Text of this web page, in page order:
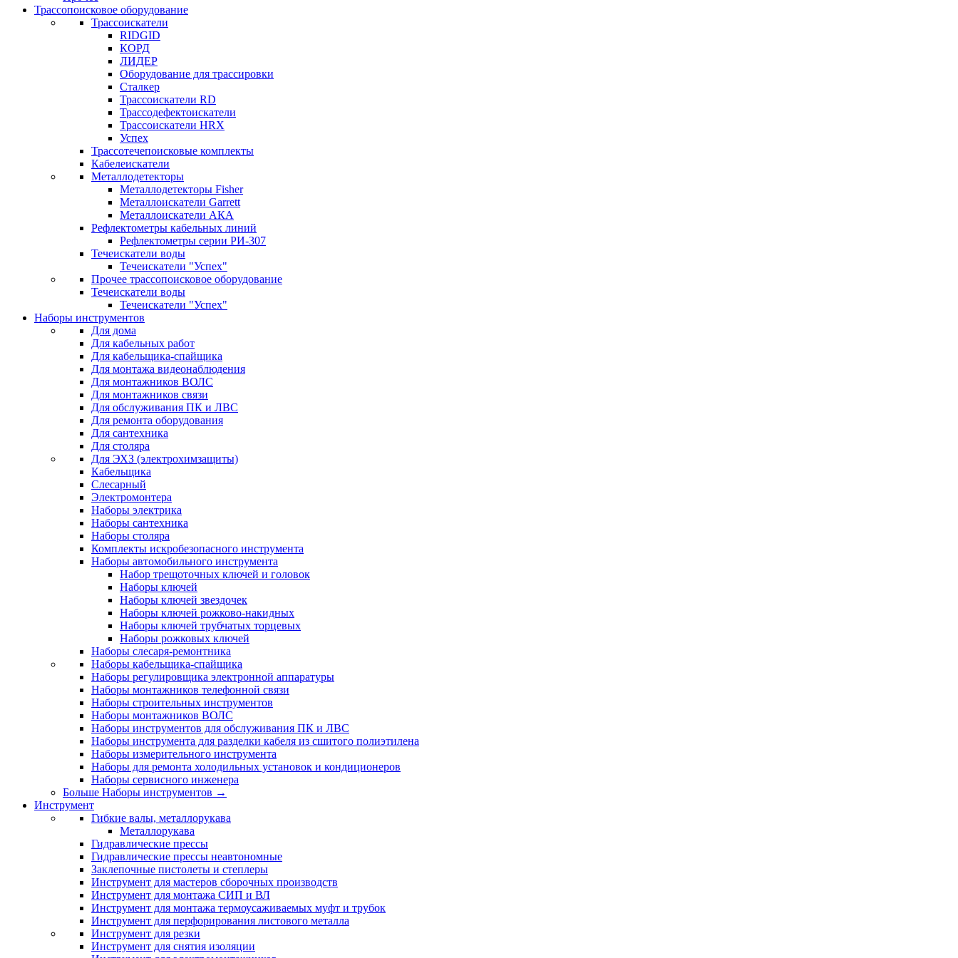
Трассопоисковое оборудование
Трассоискатели
RIDGID
КОРД
ЛИДЕР
Оборудование для трассировки
Сталкер
Трасcоискатели RD
Трассодефектоискатели
Трассоискатели HRX
Успех
Трассотечепоисковые комплекты
Кабелеискатели
Металлодетекторы
Металлодетекторы Fisher
Металлоискатели Garrett
Металлоискатели АКА
Рефлектометры кабельных линий
Рефлектометры серии РИ-307
Течеискатели воды
Течеискатели "Успех"
Прочее трассопоисковое оборудование
Течеискатели воды
Течеискатели "Успех"
Наборы инструментов
Для дома
Для кабельных работ
Для кабельщика-спайщика
Для монтажа видеонаблюдения
Для монтажников ВОЛС
Для монтажников связи
Для обслуживания ПК и ЛВС
Для ремонта оборудования
Для сантехника
Для столяра
Для ЭХЗ (электрохимзащиты)
Кабельщика
Слесарный
Электромонтера
Наборы электрика
Наборы сантехника
Наборы столяра
Комплекты искробезопасного инструмента
Наборы автомобильного инструмента
Набор трещоточных ключей и головок
Наборы ключей
Наборы ключей звездочек
Наборы ключей рожково-накидных
Наборы ключей трубчатых торцевых
Наборы рожковых ключей
Наборы слесаря-ремонтника
Наборы кабельщика-спайщика
Наборы регулировщика электронной аппаратуры
Наборы монтажников телефонной связи
Наборы строительных инструментов
Наборы монтажников ВОЛС
Наборы инструментов для обслуживания ПК и ЛВС
Наборы инструмента для разделки кабеля из сшитого полиэтилена
Наборы измерительного инструмента
Наборы для ремонта холодильных установок и кондиционеров
Наборы сервисного инженера
Больше Наборы инструментов →
Инструмент
Гибкие валы, металлорукава
Металлорукава
Гидравлические прессы
Гидравлические прессы неавтономные
Заклепочные пистолеты и степлеры
Инструмент для мастеров сборочных производств
Инструмент для монтажа СИП и ВЛ
Инструмент для монтажа термоусаживаемых муфт и трубок
Инструмент для перфорирования листового металла
Инструмент для резки
Инструмент для снятия изоляции